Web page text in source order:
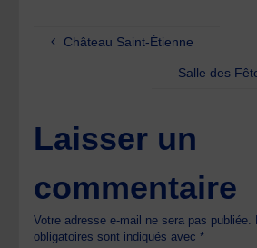
Château Saint-Étienne
Salle des
Laisser un
commentaire
Votre adresse e-mail ne sera pas publiée.
obligatoires sont indiqués avec*